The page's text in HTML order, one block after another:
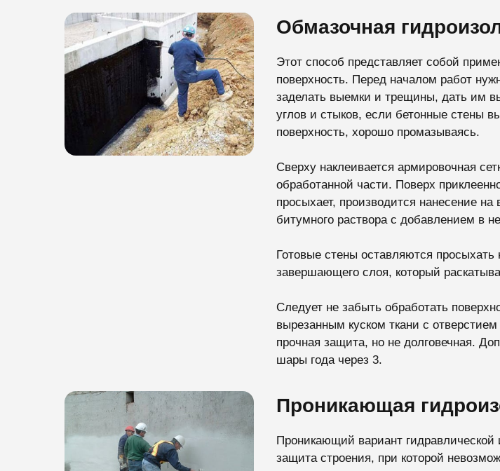
Обмазочная
Этот способ представляет собой
поверхность. Перед началом работ
заделать выемки и трещины, дать им
углов и стыков, если бетонные стены
поверхность, хорошо промазываясь.
Сверху наклеивается армировочная
обработанной части. Поверх
просыхает, производится нанесение
битумного раствора с добавлением в
Готовые стены оставляются просыхать
завершающего слоя, который
Следует не забыть обработать
вырезанным куском ткани с
прочная защита, но не долговечная.
шары года через 3.
Проникающая
Проникающий вариант
защита строения, при которой